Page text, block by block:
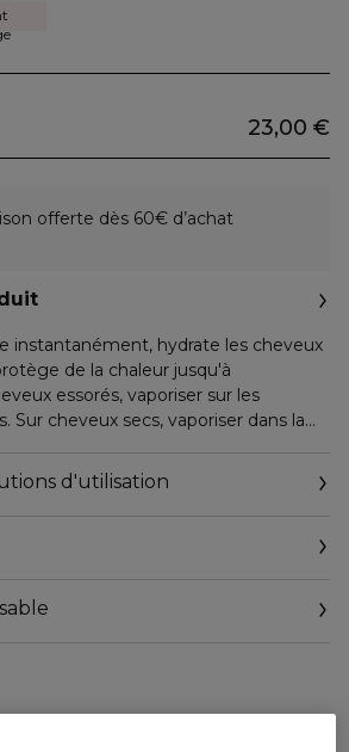
23,00 €
offerte dès 60€ d’achat
instantanément, hydrate les cheveux
de la chaleur jusqu'à
essorés, vaporiser sur les
Sur cheveux secs, vaporiser dans la
En cas de contact, rincer
96% d'ingrédients d'origine
ingrédients ni dérivés d'origine
d'utilisation